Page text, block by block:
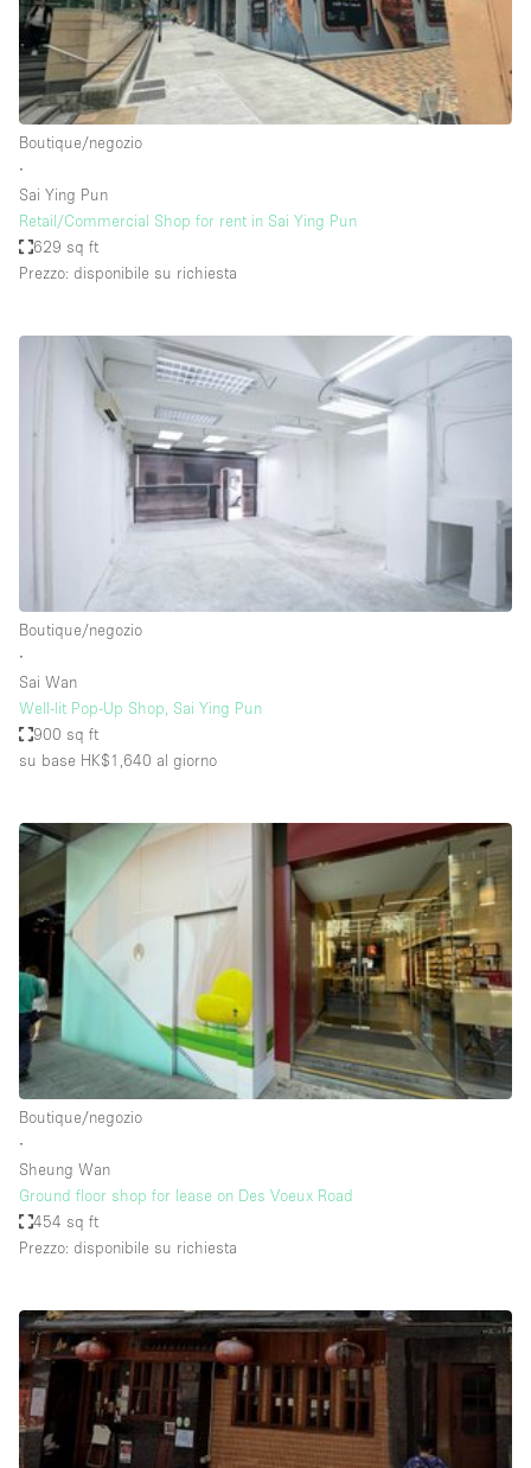
Stand / Chiosco / Stand
Studio fotografico / riprese
Terrazzo
Uffici
Dotazioni dello spazio
Ampia Porta d'Ingresso
Animals Friendly
Aria condizionata
Arredamento
Ascensore
Attaccapanni
Attrezzature da ufficio
Bagno
Banconi
Bar
Camerini di prova
Concierge
Elettricità
Esposizione di Automobili
Giardino
Illuminazione
Industriale
Internet
Licenza per Liquori
Luce Diurna
Magazzino
Parcheggio privato
Boutique/negozio
∙
Sai Ying Pun
Retail/Commercial Shop for rent in Sai Ying Pun
629 sq ft
Prezzo: disponibile su richiesta
Boutique/negozio
∙
Sai Wan
Well-lit Pop-Up Shop, Sai Ying Pun
900 sq ft
su base HK$1,640 al giorno
Boutique/negozio
∙
Sheung Wan
Ground floor shop for lease on Des Voeux Road
454 sq ft
Prezzo: disponibile su richiesta